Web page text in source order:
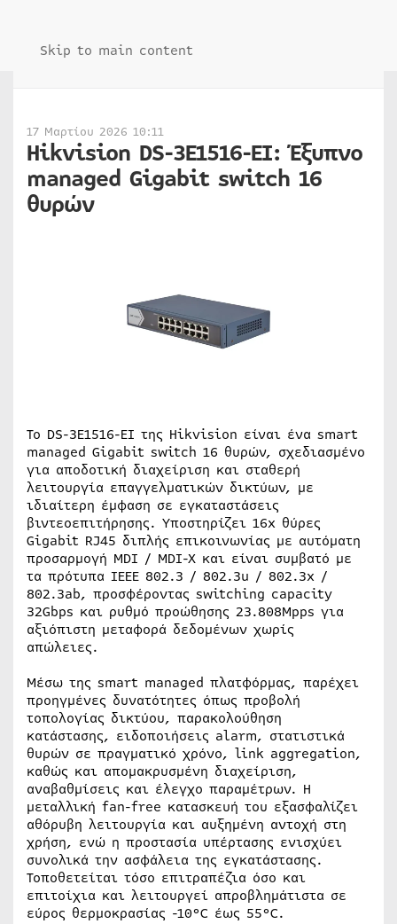
Skip to main content
17 Μαρτίου 2026 10:11
Hikvision DS-3E1516-EI: Έξυπνο
managed Gigabit switch 16
θυρών
Το DS-3E1516-EI της Hikvision είναι ένα smart
managed Gigabit switch 16 θυρών, σχεδιασμένο
για αποδοτική διαχείριση και σταθερή
λειτουργία επαγγελματικών δικτύων, με
ιδιαίτερη έμφαση σε εγκαταστάσεις
βιντεοεπιτήρησης. Υποστηρίζει 16x θύρες
Gigabit RJ45 διπλής επικοινωνίας με αυτόματη
προσαρμογή MDI / MDI-X και είναι συμβατό με
τα πρότυπα IEEE 802.3 / 802.3u / 802.3x /
802.3ab, προσφέροντας switching capacity
32Gbps και ρυθμό προώθησης 23.808Mpps για
αξιόπιστη μεταφορά δεδομένων χωρίς
απώλειες.
Μέσω της smart managed πλατφόρμας, παρέχει
προηγμένες δυνατότητες όπως προβολή
τοπολογίας δικτύου, παρακολούθηση
κατάστασης, ειδοποιήσεις alarm, στατιστικά
θυρών σε πραγματικό χρόνο, link aggregation,
καθώς και απομακρυσμένη διαχείριση,
αναβαθμίσεις και έλεγχο παραμέτρων. Η
μεταλλική fan-free κατασκευή του εξασφαλίζει
αθόρυβη λειτουργία και αυξημένη αντοχή στη
χρήση, ενώ η προστασία υπέρτασης ενισχύει
συνολικά την ασφάλεια της εγκατάστασης.
Τοποθετείται τόσο επιτραπέζια όσο και
επιτοίχια και λειτουργεί απροβλημάτιστα σε
εύρος θερμοκρασίας -10°C έως 55°C.